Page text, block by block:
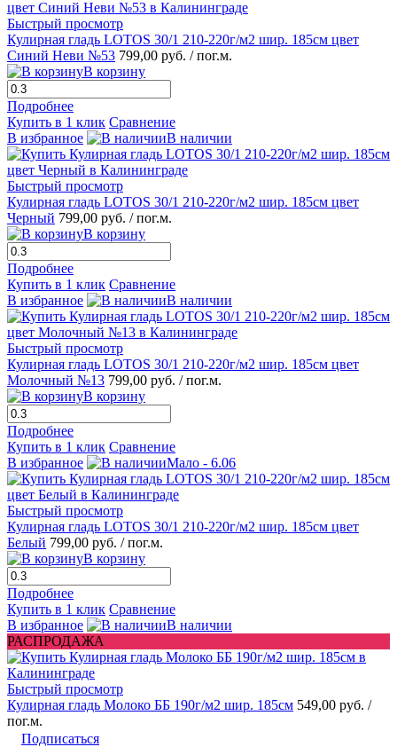
Быстрый просмотр
Кулирная гладь LOTOS 30/1 210-220г/м2 шир. 185см цвет
Синий Неви №53 799,00 руб. / пог.м.
В корзину
Подробнее
Купить в 1 клик Сравнение
В избранное
В наличии
Быстрый просмотр
Кулирная гладь LOTOS 30/1 210-220г/м2 шир. 185см цвет
Черный 799,00 руб. / пог.м.
В корзину
Подробнее
Купить в 1 клик Сравнение
В избранное
В наличии
Быстрый просмотр
Кулирная гладь LOTOS 30/1 210-220г/м2 шир. 185см цвет
Молочный №13 799,00 руб. / пог.м.
В корзину
Подробнее
Купить в 1 клик Сравнение
В избранное
Мало - 6.06
Быстрый просмотр
Кулирная гладь LOTOS 30/1 210-220г/м2 шир. 185см цвет
Белый 799,00 руб. / пог.м.
В корзину
Подробнее
Купить в 1 клик Сравнение
В избранное
В наличии
РАСПРОДАЖА
Быстрый просмотр
Кулирная гладь Молоко ББ 190г/м2 шир. 185см 549,00 руб. /
пог.м.
Подписаться